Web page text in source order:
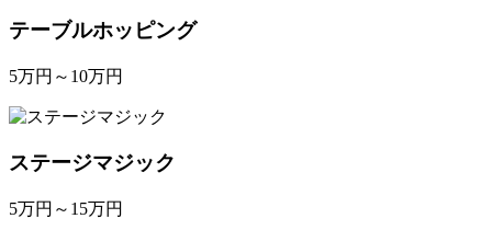
テーブルホッピング
5万円～10万円
ステージマジック
5万円～15万円